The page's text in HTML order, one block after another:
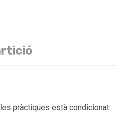
pràctiques està condicionat